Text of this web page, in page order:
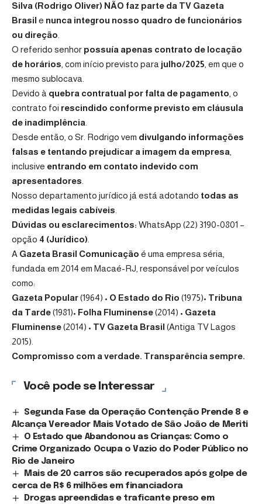
Silva (Rodrigo Oliver) NÃO faz parte da TV Gazeta
Brasil e nunca integrou nosso quadro de funcionários
ou direção
O referido senhor possuía apenas contrato de locação
de horários , com início previsto para julho/2025 , em que o
mesmo sublocava.
Devido à quebra contratual por falta de pagamento , o
contrato foi rescindido conforme previsto em cláusula
de inadimplência
Desde então, o Sr. Rodrigo vem divulgando informações
falsas e tentando prejudicar a imagem da empresa
inclusive entrando em contato indevido com
apresentadores
Nosso departamento jurídico já está adotando todas as
medidas legais cabíveis
Dúvidas ou esclarecimentos: WhatsApp (22) 3190-0801 –
opção 4 (Jurídico)
A Gazeta Brasil Comunicação é uma empresa séria,
fundada em 2014 em Macaé-RJ, responsável por veículos
como:
Gazeta Popular(1964) • O Estado do Rio (1975)• Tribuna
da Tarde(1981)• Folha Fluminense(2014) • Gazeta
Fluminense(2014) • TV Gazeta Brasil (Antiga TV Lagos
2015).
Compromisso com a verdade. Transparência sempre.
Você pode se Interessar
Segunda Fase da Operação Contenção Prende 8 e
Alcança Vereador Mais Votado de São João de Meriti
O Estado que Abandonou as Crianças: Como o
Crime Organizado Ocupa o Vazio do Poder Público no
Rio de Janeiro
Mais de 20 carros são recuperados após golpe de
cerca de R$ 6 milhões em financiadora
Drogas apreendidas e traficante preso em